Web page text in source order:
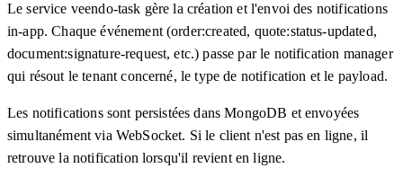
Le service veendo-task gère la création et l'envoi des notifications
in-app. Chaque événement (order:created, quote:status-updated,
document:signature-request, etc.) passe par le notification manager
qui résout le tenant concerné, le type de notification et le payload.
Les notifications sont persistées dans MongoDB et envoyées
simultanément via WebSocket. Si le client n'est pas en ligne, il
retrouve la notification lorsqu'il revient en ligne.